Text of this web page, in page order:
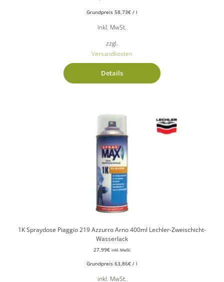
Grundpreis 58,73€ / l
inkl. MwSt.
zzgl.
Versandkosten
Details
1K Spraydose Piaggio 219 Azzurro Arno 400ml Lechler-Zweischicht-
Wasserlack
27,99€ inkl. MwSt.
Grundpreis 63,86€ / l
inkl. MwSt.